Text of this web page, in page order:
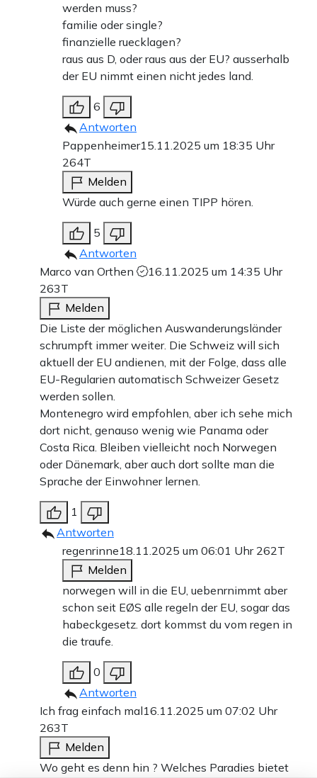
werden muss?
familie oder single?
finanzielle ruecklagen?
raus aus D, oder raus aus der EU? ausserhalb
der EU nimmt einen nicht jedes land.
6
Antworten
Pappenheimer15.11.2025 um 18:35 Uhr
264T
Melden
Würde auch gerne einen TIPP hören.
5
Antworten
Marco van Orthen
16.11.2025 um 14:35 Uhr
263T
Melden
Die Liste der möglichen Auswanderungsländer
schrumpft immer weiter. Die Schweiz will sich
aktuell der EU andienen, mit der Folge, dass alle
EU-Regularien automatisch Schweizer Gesetz
werden sollen.
Montenegro wird empfohlen, aber ich sehe mich
dort nicht, genauso wenig wie Panama oder
Costa Rica. Bleiben vielleicht noch Norwegen
oder Dänemark, aber auch dort sollte man die
Sprache der Einwohner lernen.
1
Antworten
regenrinne18.11.2025 um 06:01 Uhr 262T
Melden
norwegen will in die EU, uebenrnimmt aber
schon seit EØS alle regeln der EU, sogar das
habeckgesetz. dort kommst du vom regen in
die traufe.
0
Antworten
Ich frag einfach mal16.11.2025 um 07:02 Uhr
263T
Melden
Wo geht es denn hin ? Welches Paradies bietet